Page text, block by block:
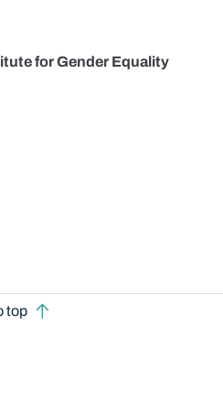
for Gender Equality
top